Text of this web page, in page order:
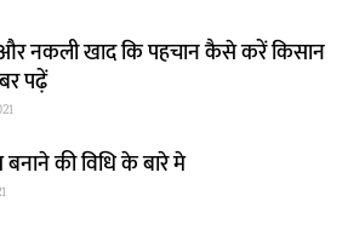
नकली खाद कि पहचान कैसे करें किसान
पढ़ें
बनाने की विधि के बारे मे